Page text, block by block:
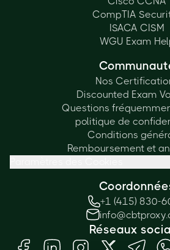
CompTIA
ISACA CISM
WGU Exam
Nos
Discounted Exam
Questions
politique de
Conditions
Remboursement et
+1 (415) 830-
Réseaux